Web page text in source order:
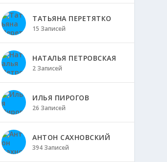
ТАТЬЯНА ПЕРЕТЯТКО
15 Записей
НАТАЛЬЯ ПЕТРОВСКАЯ
2 Записей
ИЛЬЯ ПИРОГОВ
26 Записей
АНТОН САХНОВСКИЙ
394 Записей